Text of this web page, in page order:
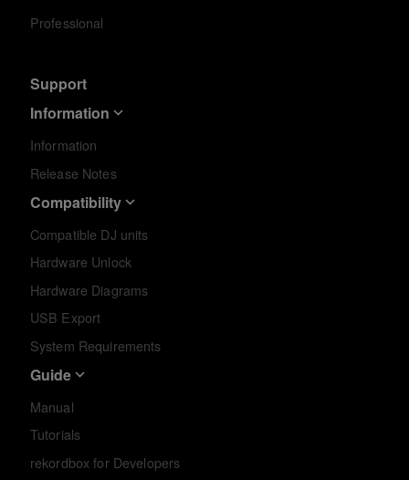
Professional
Support
Information
Information
Release Notes
Compatibility
Compatible DJ units
Hardware Unlock
Hardware Diagrams
USB Export
System Requirements
Guide
Manual
Tutorials
rekordbox for Developers